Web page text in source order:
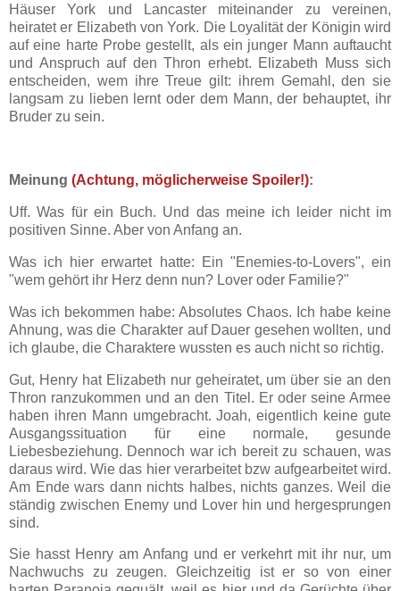
Häuser York und Lancaster miteinander zu vereinen,
heiratet er Elizabeth von York. Die Loyalität der Königin wird
auf eine harte Probe gestellt, als ein junger Mann auftaucht
und Anspruch auf den Thron erhebt. Elizabeth Muss sich
entscheiden, wem ihre Treue gilt: ihrem Gemahl, den sie
langsam zu lieben lernt oder dem Mann, der behauptet, ihr
Bruder zu sein.
Meinung (Achtung, möglicherweise Spoiler!):
Uff. Was für ein Buch. Und das meine ich leider nicht im
positiven Sinne. Aber von Anfang an.
Was ich hier erwartet hatte: Ein "Enemies-to-Lovers", ein
"wem gehört ihr Herz denn nun? Lover oder Familie?"
Was ich bekommen habe: Absolutes Chaos. Ich habe keine
Ahnung, was die Charakter auf Dauer gesehen wollten, und
ich glaube, die Charaktere wussten es auch nicht so richtig.
Gut, Henry hat Elizabeth nur geheiratet, um über sie an den
Thron ranzukommen und an den Titel. Er oder seine Armee
haben ihren Mann umgebracht. Joah, eigentlich keine gute
Ausgangssituation für eine normale, gesunde
Liebesbeziehung. Dennoch war ich bereit zu schauen, was
daraus wird. Wie das hier verarbeitet bzw aufgearbeitet wird.
Am Ende wars dann nichts halbes, nichts ganzes. Weil die
ständig zwischen Enemy und Lover hin und hergesprungen
sind.
Sie hasst Henry am Anfang und er verkehrt mit ihr nur, um
Nachwuchs zu zeugen. Gleichzeitig ist er so von einer